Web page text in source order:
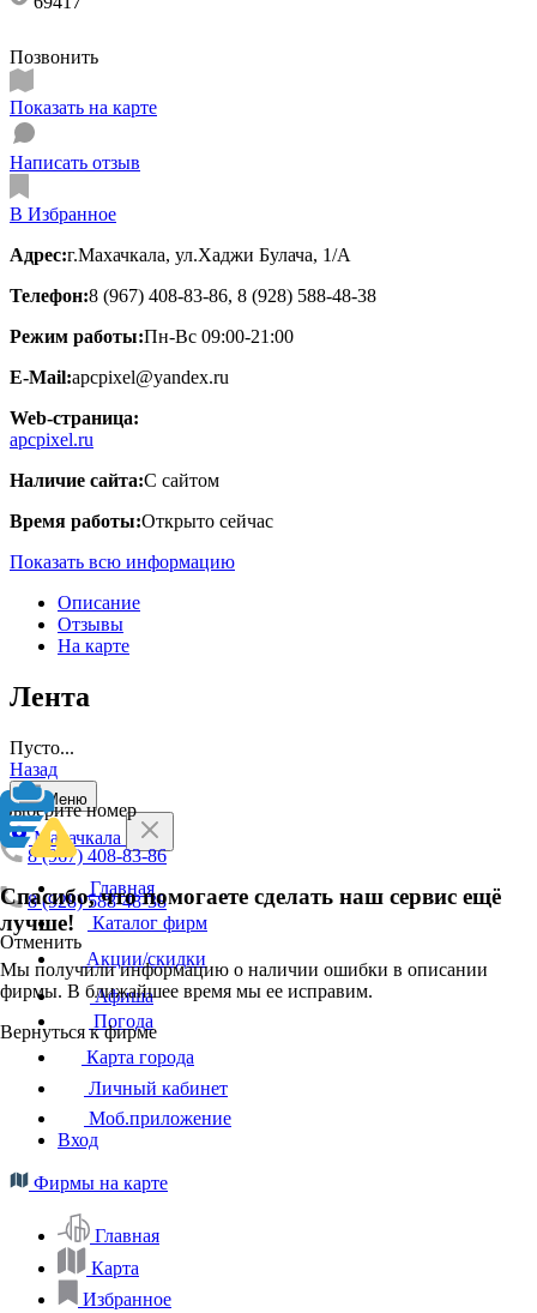
Позвонить
Показать на карте
Написать отзыв
В Избранное
Адрес:г.Махачкала, ул.Хаджи Булача, 1/А
Телефон:8 (967) 408-83-86, 8 (928) 588-48-38
Режим работы:Пн-Вс 09:00-21:00
E-Mail:apcpixel@yandex.ru
Web-страница:
apcpixel.ru
Наличие сайта:С сайтом
Время работы:Открыто сейчас
Показать всю информацию
Описание
Отзывы
На карте
Лента
Пусто...
Назад
Выберите номер
8 (967) 408-83-86
8 (928) 588-48-38
Отменить
Спасибо, что помогаете сделать наш сервис ещё
лучше!
Мы получили информацию о наличии ошибки в описании
фирмы. В ближайшее время мы ее исправим.
Вернуться к фирме
Меню
Махачкала
Главная
Каталог фирм
Акции/скидки
Афиша
Погода
Карта города
Личный кабинет
Моб.приложение
Вход
Фирмы на карте
Главная
Карта
Избранное